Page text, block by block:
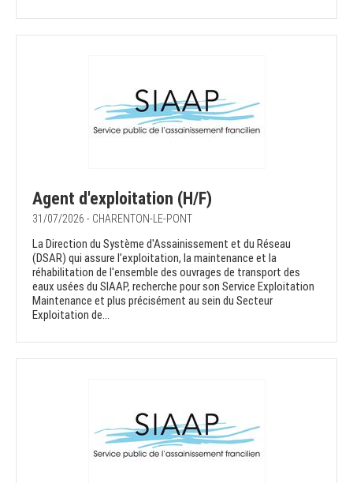
Agent d'exploitation (H/F)
31/07/2026 - CHARENTON-LE-PONT
La Direction du Système d'Assainissement et du Réseau
(DSAR) qui assure l'exploitation, la maintenance et la
réhabilitation de l'ensemble des ouvrages de transport des
eaux usées du SIAAP, recherche pour son Service Exploitation
Maintenance et plus précisément au sein du Secteur
Exploitation de...